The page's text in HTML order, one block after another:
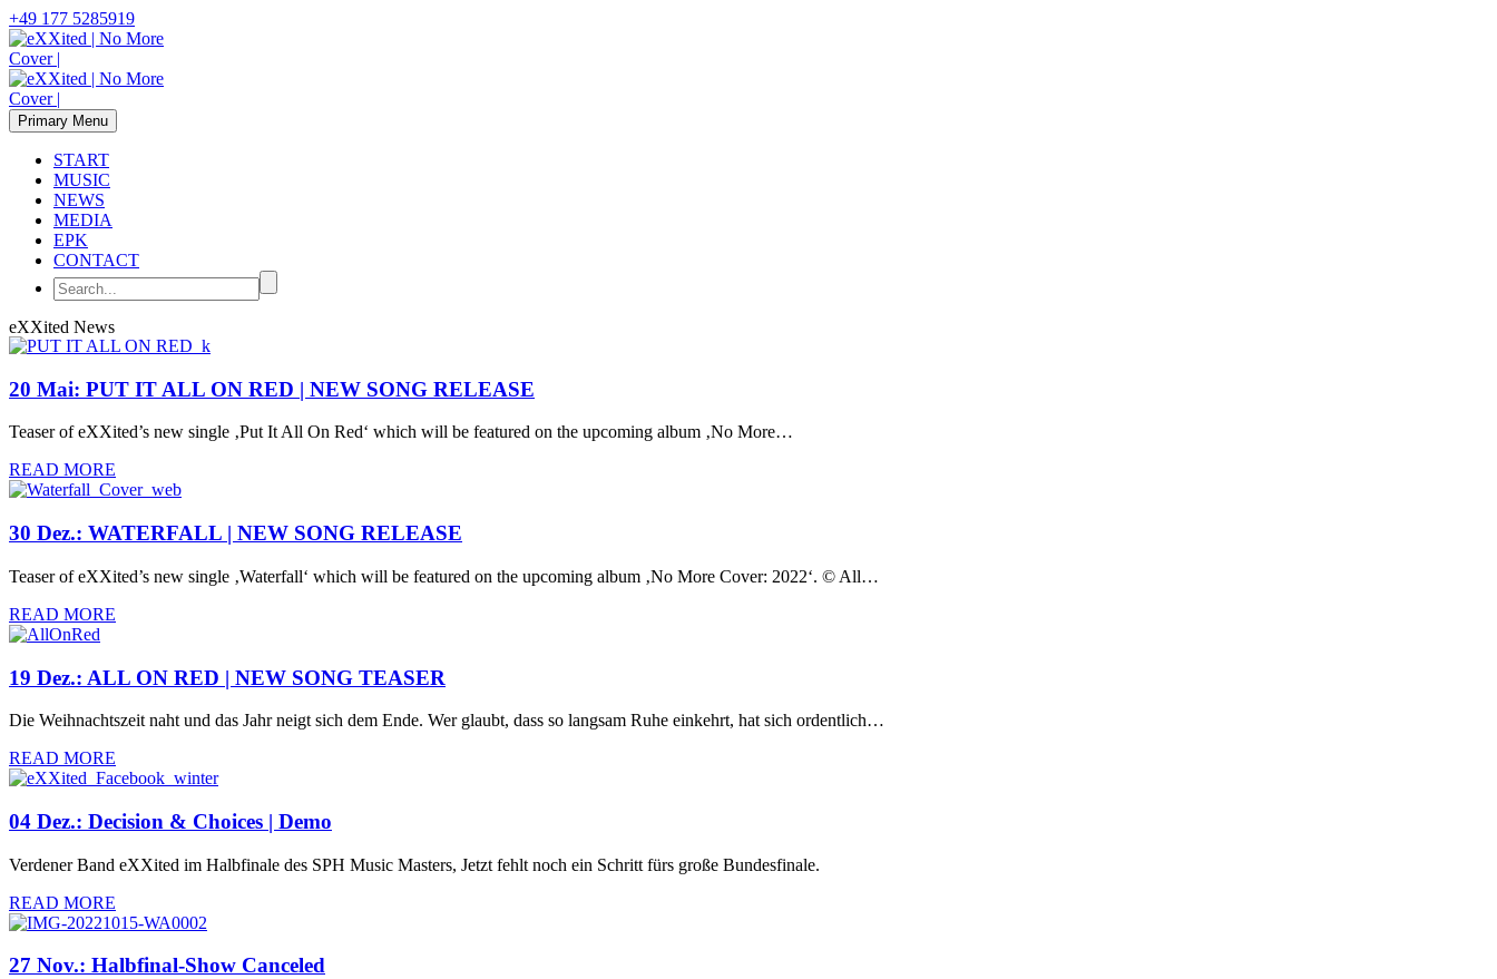
+49 177 5285919
Primary Menu
START
MUSIC
NEWS
MEDIA
EPK
CONTACT
eXXited News
20 Mai: PUT IT ALL ON RED | NEW SONG RELEASE
Teaser of eXXited’s new single ‚Put It All On Red‘ which will be featured on the upcoming album ‚No More…
READ MORE
30 Dez.: WATERFALL | NEW SONG RELEASE
Teaser of eXXited’s new single ‚Waterfall‘ which will be featured on the upcoming album ‚No More Cover: 2022‘. © All…
READ MORE
19 Dez.: ALL ON RED | NEW SONG TEASER
Die Weihnachtszeit naht und das Jahr neigt sich dem Ende. Wer glaubt, dass so langsam Ruhe einkehrt, hat sich ordentlich…
READ MORE
04 Dez.: Decision & Choices | Demo
Verdener Band eXXited im Halbfinale des SPH Music Masters, Jetzt fehlt noch ein Schritt fürs große Bundesfinale.
READ MORE
27 Nov.: Halbfinal-Show Canceled